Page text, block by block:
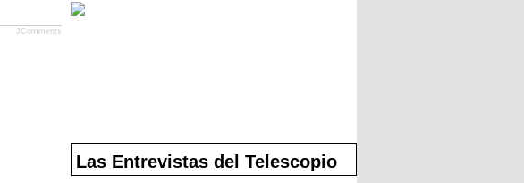
JComments
Las Entrevistas del Telescopio